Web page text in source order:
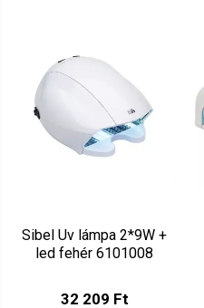
Sibel Uv lámpa 2*9W +
led fehér 6101008
32 209 Ft